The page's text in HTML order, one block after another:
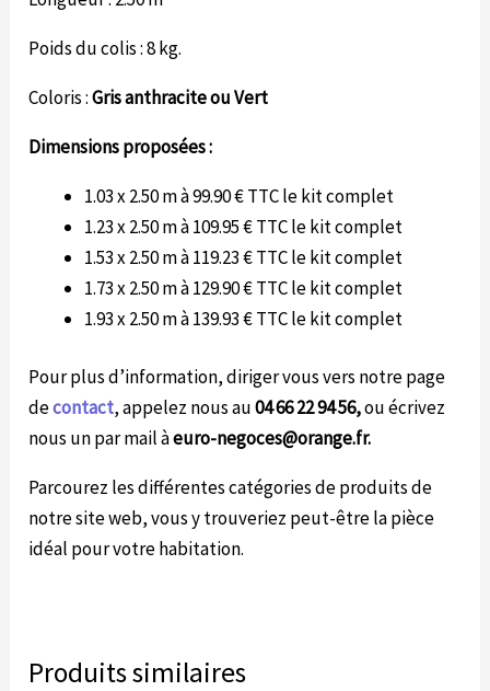
Poids du colis : 8 kg.
Coloris :Gris anthracite ou Vert
Dimensions proposées :
1.03 x 2.50 m à 99.90 € TTC le kit complet
1.23 x 2.50 m à 109.95 € TTC le kit complet
1.53 x 2.50 m à 119.23 € TTC le kit complet
1.73 x 2.50 m à 129.90 € TTC le kit complet
1.93 x 2.50 m à 139.93 € TTC le kit complet
Pour plus d’information, diriger vous vers notre page
decontact, appelez nous au04 66 22 94 56,ou écrivez
nous un par mail àeuro-negoces@orange.fr.
Parcourez les différentes catégories de produits de
notre site web, vous y trouveriez peut-être la pièce
idéal pour votre habitation.
Produits similaires